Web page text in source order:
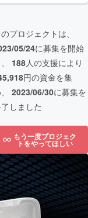
プロジェクトは、
05/24に募集を開始
188人の支援により
円の資金を集
2023/06/30に募集を
しました
もう一度プロジェク
トをやってほしい